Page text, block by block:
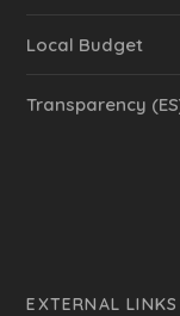
Local Budget
Transparency
EXTERNAL LINKS